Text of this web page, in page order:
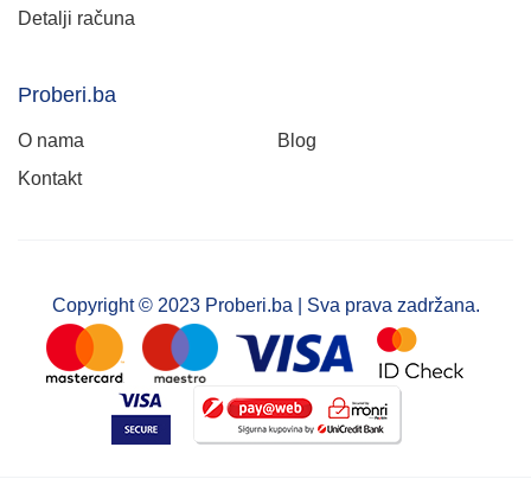
Detalji računa
Proberi.ba
O nama
Blog
Kontakt
Copyright © 2023 Proberi.ba | Sva prava zadržana.